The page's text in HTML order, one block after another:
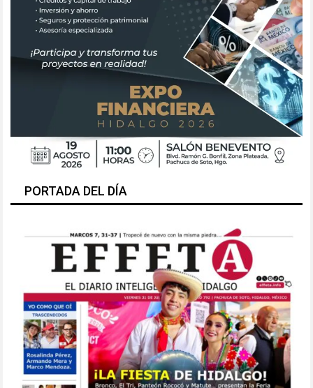
PORTADA DEL DÍA